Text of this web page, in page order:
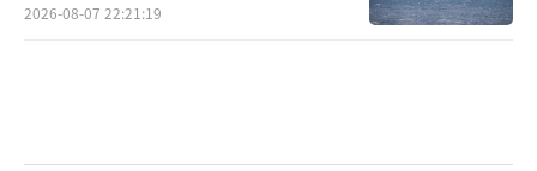
2026-08-07 22:21:19